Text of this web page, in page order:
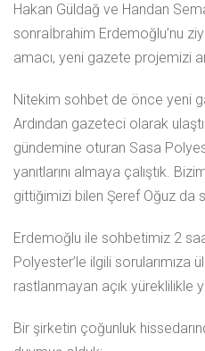
Hakan Güldağ ve Handan
sonraİbrahim Erdemoğlu’nu
amacı, yeni gazete projemizi
Nitekim sohbet de önce yeni
Ardından gazeteci olarak
gündemine oturan Sasa
yanıtlarını almaya çalıştık.
gittiğimizi bilen Şeref Oğuz da
Erdemoğlu ile sohbetimiz 2
Polyester’le ilgili
rastlanmayan açık yüreklilikle
Bir şirketin çoğunluk